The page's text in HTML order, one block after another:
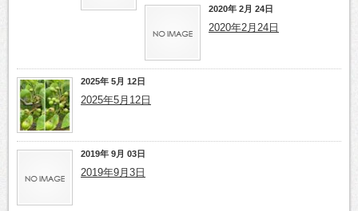
2020年 2月 24日
2020年2月24日
2025年 5月 12日
2025年5月12日
2019年 9月 03日
2019年9月3日